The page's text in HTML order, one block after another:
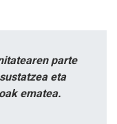
parte
eta
ematea.